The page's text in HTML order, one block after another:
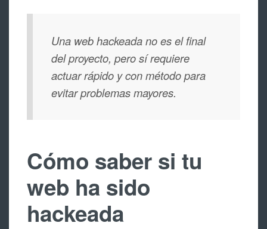
Una web hackeada no es el final
del proyecto, pero sí requiere
actuar rápido y con método para
evitar problemas mayores.
Cómo saber si tu
web ha sido
hackeada